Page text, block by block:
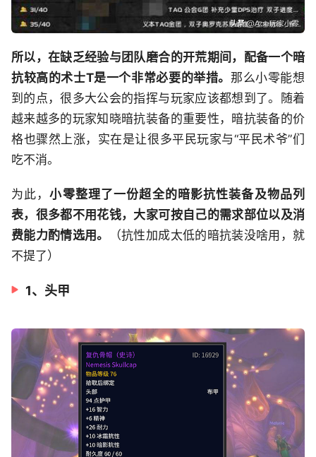
所以，在缺乏经验与团队磨合的开荒期间，配备一个暗
抗较高的术士T是一个非常必要的举措。 那么小零能想
到的点，很多大公会的指挥与玩家应该都想到了。随着
越来越多的玩家知晓暗抗装备的重要性，暗抗装备的价
格也骤然上涨，实在是让很多平民玩家与“平民术爷”们
吃不消。
为此，小零整理了一份超全的暗影抗性装备及物品列
表，很多都不用花钱，大家可按自己的需求部位以及消
费能力酌情选用。
（抗性加成太低的暗抗装没啥用，就
不提了）
1、头甲